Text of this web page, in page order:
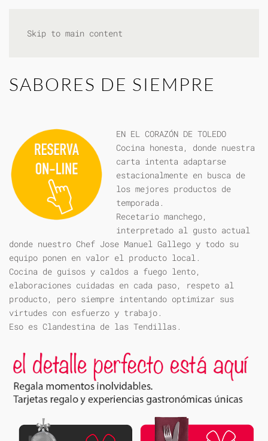
Skip to main content
SABORES DE SIEMPRE
EN EL CORAZÓN DE TOLEDO
Cocina honesta, donde nuestra
carta intenta adaptarse
estacionalmente en busca de
los mejores productos de
temporada.
Recetario manchego,
interpretado al gusto actual
donde nuestro Chef Jose Manuel Gallego y todo su
equipo ponen en valor el producto local.
Cocina de guisos y caldos a fuego lento,
elaboraciones cuidadas en cada paso, respeto al
producto, pero siempre intentando optimizar sus
virtudes con esfuerzo y trabajo.
Eso es Clandestina de las Tendillas.